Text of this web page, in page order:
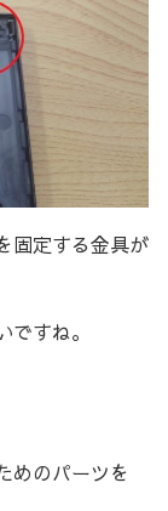
固定する金具が
すね。
めのパーツを